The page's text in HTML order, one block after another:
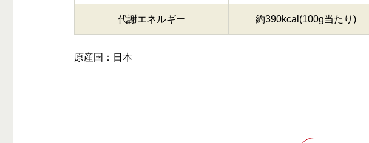
代謝エネルギー 約390kcal(100g当たり)
原産国：日本